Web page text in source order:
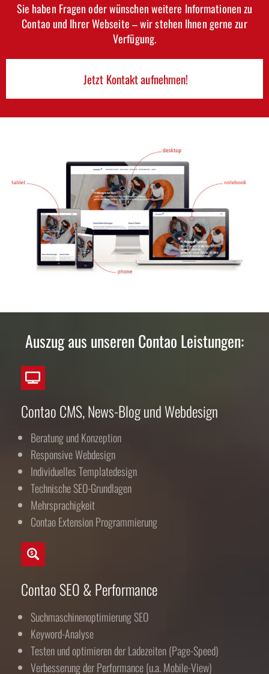
Sie haben Fragen oder wünschen weitere Informationen zu
Contao und Ihrer Webseite – wir stehen Ihnen gerne zur
Verfügung.
Jetzt Kontakt aufnehmen!
Auszug aus unseren Contao Leistungen:
Contao CMS, News-Blog und Webdesign
Beratung und Konzeption
Responsive Webdesign
Individuelles Templatedesign
Technische SEO-Grundlagen
Mehrsprachigkeit
Contao Extension Programmierung
Contao SEO & Performance
Suchmaschinenoptimierung SEO
Keyword-Analyse
Testen und optimieren der Ladezeiten (Page-Speed)
Verbesserung der Performance (u.a. Mobile-View)